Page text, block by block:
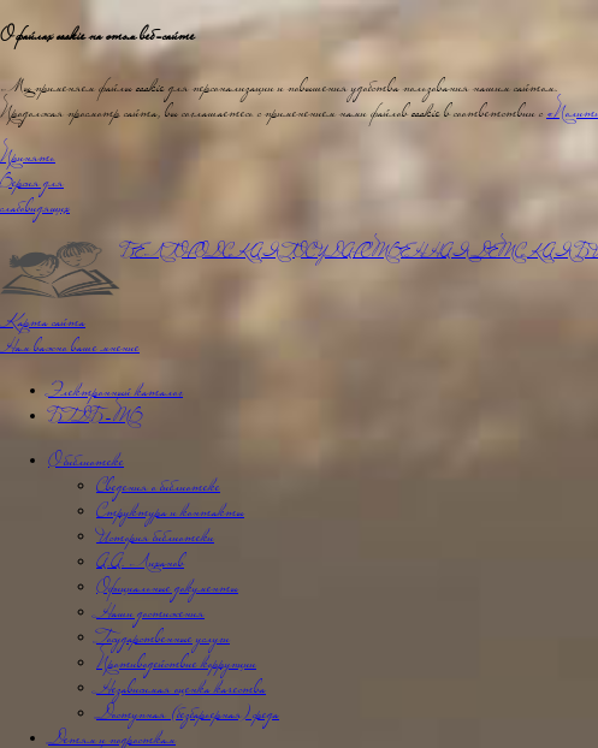
О файлах cookie на этом веб-сайте
Мы применяем файлы cookie для персонализации и повышения удобства пользования нашим сайтом.
Продолжая просмотр сайта, вы соглашаетесь с применением нами файлов cookie в соответствии с
Принять
Версия для
слабовидящих
БЕЛГОРОДСКАЯ ГОСУДАРСТВЕННАЯДЕТСКАЯ
Карта сайта
Нам важно ваше мнение
Электронный каталог
БГДБ-ТВ
О библиотеке
Сведения о библиотеке
Структура и контакты
История библиотеки
А.А. Лиханов
Официальные документы
Наши достижения
Государственные услуги
Противодействие коррупции
Независимая оценка качества
Доступная (безбарьерная) среда
Детям и подросткам